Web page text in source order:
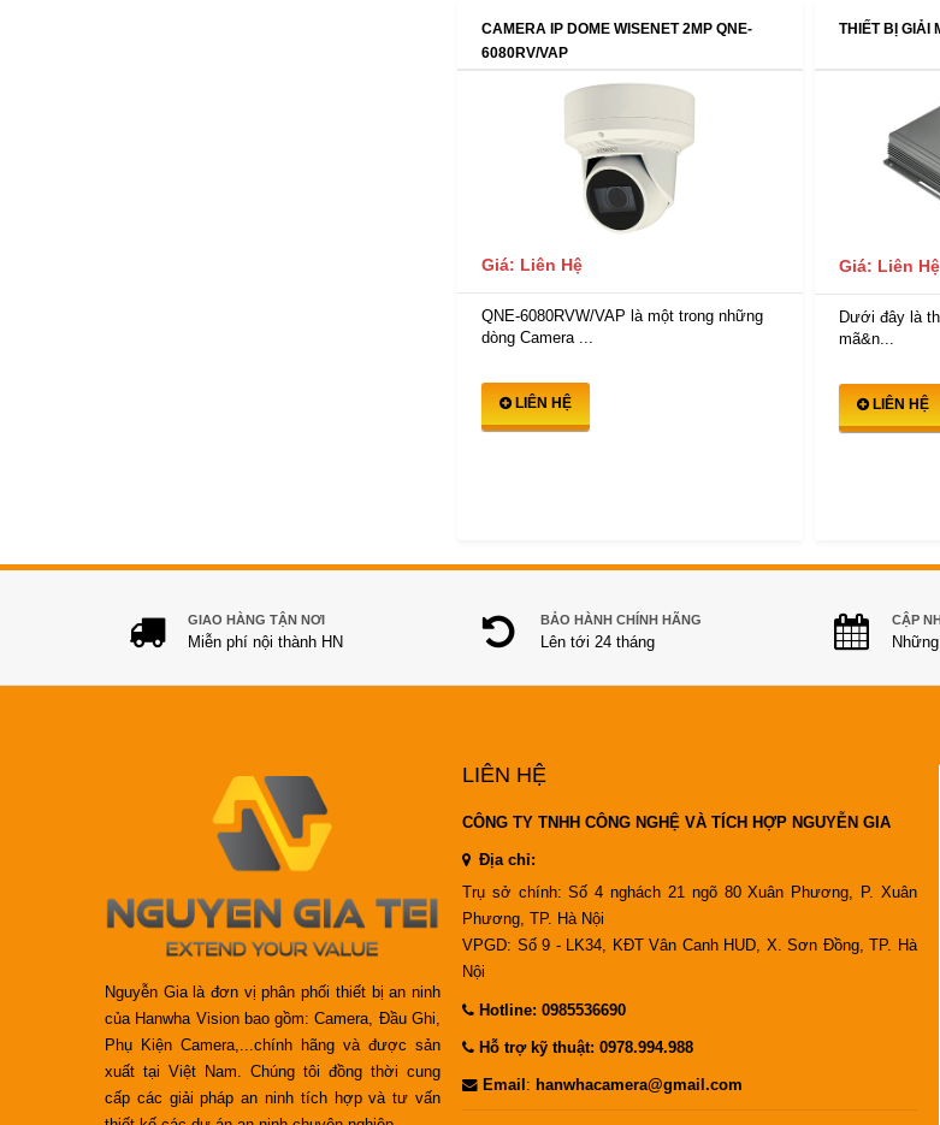
CAMERA IP DOME WISENET 2MP QNE-
6080RV/VAP
Giá: Liên Hệ
QNE-6080RVW/VAP là một trong những
dòng Camera ...
LIÊN HỆ
THIẾT BỊ GIẢI
Giá: Liên Hệ
Dưới đây là
mã&n...
LIÊN HỆ
GIAO HÀNG TẬN NƠI
Miễn phí nội thành HN
BẢO HÀNH CHÍNH HÃNG
Lên tới 24 tháng
CẬP
Nguyễn Gia là đơn vị phân phối thiết bị an ninh
của Hanwha Vision bao gồm: Camera, Đầu Ghi,
Phụ Kiện Camera,...chính hãng và được sản
xuất tại Việt Nam. Chúng tôi đồng thời cung
cấp các giải pháp an ninh tích hợp và tư vấn
LIÊN HỆ
CÔNG TY TNHH CÔNG NGHỆ VÀ TÍCH HỢP NGUYỄN GIA
Địa chỉ:
Trụ sở chính: Số 4 nghách 21 ngõ 80 Xuân Phương, P. Xuân
Phương, TP. Hà Nội
VPGD: Số 9 - LK34, KĐT Vân Canh HUD, X. Sơn Đồng, TP. Hà
Nội
Hotline: 0985536690
Hỗ trợ kỹ thuật: 0978.994.988
Email : hanwhacamera@gmail.com